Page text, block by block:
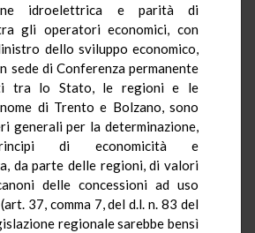
idroelettrica e parità di
gli operatori economici, con
dello sviluppo economico,
sede di Conferenza permanente
tra lo Stato, le regioni e le
di Trento e Bolzano, sono
generali per la determinazione,
di economicità e
da parte delle regioni, di valori
delle concessioni ad uso
37, comma 7, del d.l. n. 83 del
regionale sarebbe bensì